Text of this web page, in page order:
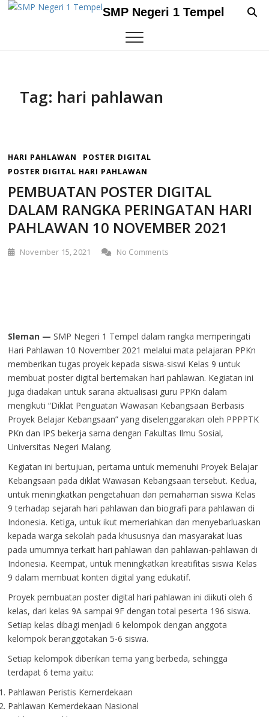
Skip
SMP Negeri 1 Tempel
Tag: hari pahlawan
HARI PAHLAWAN
POSTER DIGITAL
POSTER DIGITAL HARI PAHLAWAN
PEMBUATAN POSTER DIGITAL
DALAM RANGKA PERINGATAN HARI
PAHLAWAN 10 NOVEMBER 2021
November 15, 2021 No Comments
Sleman — SMP Negeri 1 Tempel dalam rangka memperingati
Hari Pahlawan 10 November 2021 melalui mata pelajaran PPKn
memberikan tugas proyek kepada siswa-siswi Kelas 9 untuk
membuat poster digital bertemakan hari pahlawan. Kegiatan ini
juga diadakan untuk sarana aktualisasi guru PPKn dalam
mengikuti “Diklat Penguatan Wawasan Kebangsaan Berbasis
Proyek Belajar Kebangsaan” yang diselenggarakan oleh PPPPTK
PKn dan IPS bekerja sama dengan Fakultas Ilmu Sosial,
Universitas Negeri Malang.
Kegiatan ini bertujuan, pertama untuk memenuhi Proyek Belajar
Kebangsaan pada diklat Wawasan Kebangsaan tersebut. Kedua,
untuk meningkatkan pengetahuan dan pemahaman siswa Kelas
9 terhadap sejarah hari pahlawan dan biografi para pahlawan di
Indonesia. Ketiga, untuk ikut memeriahkan dan menyebarluaskan
kepada warga sekolah pada khususnya dan masyarakat luas
pada umumnya terkait hari pahlawan dan pahlawan-pahlawan di
Indonesia. Keempat, untuk meningkatkan kreatifitas siswa Kelas
9 dalam membuat konten digital yang edukatif.
Proyek pembuatan poster digital hari pahlawan ini diikuti oleh 6
kelas, dari kelas 9A sampai 9F dengan total peserta 196 siswa.
Setiap kelas dibagi menjadi 6 kelompok dengan anggota
kelompok beranggotakan 5-6 siswa.
Setiap kelompok diberikan tema yang berbeda, sehingga
terdapat 6 tema yaitu:
Pahlawan Peristis Kemerdekaan
Pahlawan Kemerdekaan Nasional